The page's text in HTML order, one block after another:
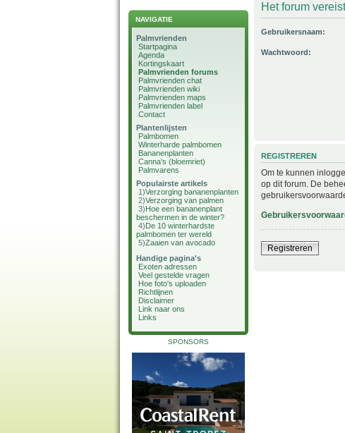
NAVIGATIE
Palmvrienden
Startpagina
Agenda
Kortingskaart
Palmvrienden forums
Palmvrienden chat
Palmvrienden wiki
Palmvrienden maps
Palmvrienden label
Contact
Plantenlijsten
Palmbomen
Winterharde palmbomen
Bananenplanten
Canna's (bloemriet)
Palmvarens
Populairste artikels
1)Verzorging bananenplanten
2)Verzorging van palmen
3)Hoe een bananenplant
beschermen in de winter?
4)De 10 winterhardste
palmbomen ter wereld
5)Zaaien van avocado
Handige pagina's
Exoten adressen
Veel gestelde vragen
Hoe foto's uploaden
Richtlijnen
Disclaimer
Link naar ons
Links
SPONSORS
Het forum
Gebruikersnaam:
Wachtwoord:
REGISTREREN
Om te kunnen
op dit forum. De
Registreren